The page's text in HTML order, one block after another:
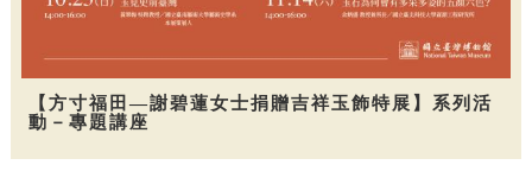
【方寸福田—謝碧蓮女士捐贈吉祥玉飾特展】系列活
動－專題講座